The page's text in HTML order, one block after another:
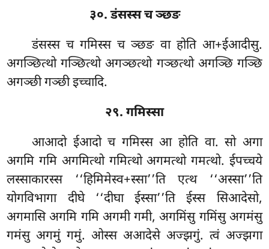
३०. डंसस्स च ञ्छङ
डंसस्स च गमिस्स च ञ्छङ वा होति आ+ईआदीसु.
अगञ्छित्थो गञ्छित्थो अगञ्छत्थो गञ्छत्थो अगञ्छि गञ्छि
अगञ्छी गञ्छी इच्चादि.
२९. गमिस्सा
आआदो ईआदो च गमिस्स आ होति वा. सो अगा
अगमि गमि अगमित्थो गमित्थो अगमत्थो गमत्थो. ईपच्चये
लस्साकारस्स ‘‘हिमिमेस्व+स्सा’’ति एत्थ ‘‘अस्सा’’ति
योगविभागा दीघे ‘‘दीघा ईस्सा’’ति ईस्स सिआदेसो,
अगमासि अगमि गमि अगमी गमी, अगमिंसु गमिंसु अगमंसु
गमंसु अगमुं गमुं. ओस्स अआदेसे अज्झगुं. त्वं अज्झगा